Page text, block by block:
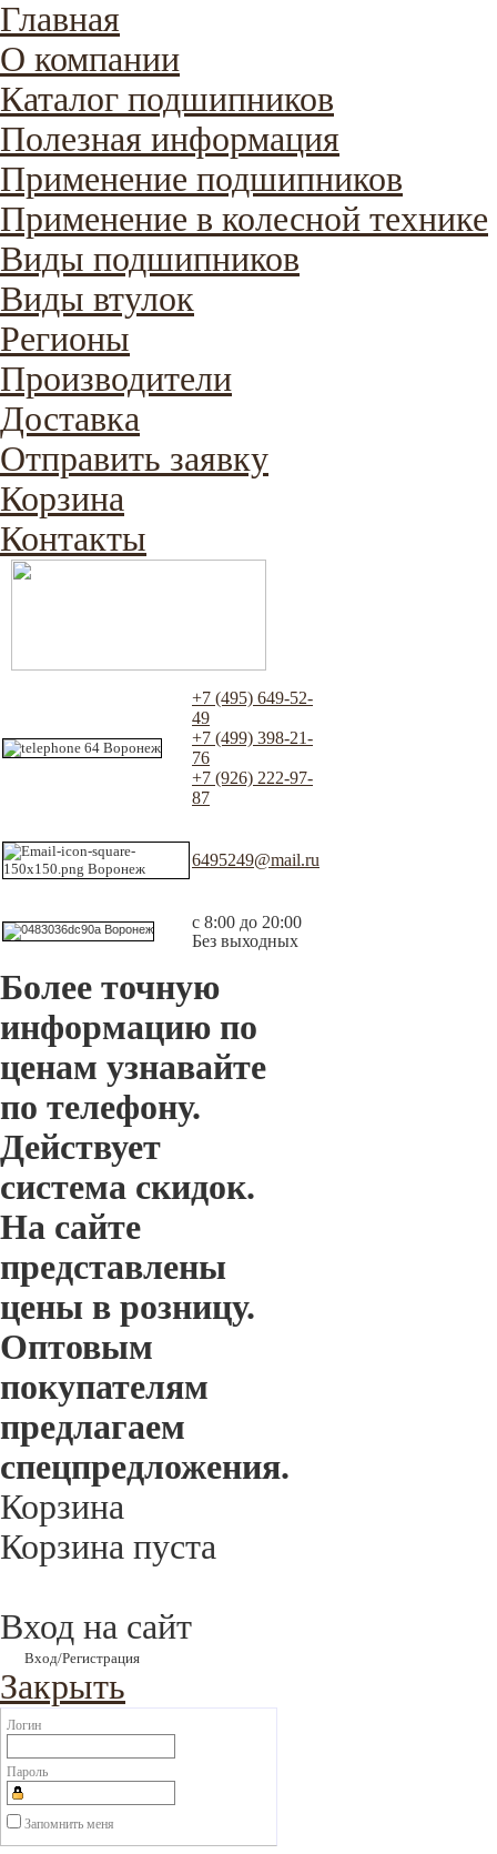
Главная
О компании
Каталог подшипников
Полезная информация
Применение подшипников
Применение в колесной технике
Виды подшипников
Виды втулок
Регионы
Производители
Доставка
Отправить заявку
Корзина
Контакты
+7 (495) 649-52-
49
+7 (499) 398-21-
76
+7 (926) 222-97-
87
6495249@mail.ru
с 8:00 до 20:00
Без выходных
Более точную
информацию по
ценам узнавайте
по телефону.
Действует
система скидок.
На сайте
представлены
цены в розницу.
Оптовым
покупателям
предлагаем
спецпредложения.
Корзина
Корзина пуста
Вход на сайт
Вход/Регистрация
Закрыть
Логин
Пароль
Запомнить меня